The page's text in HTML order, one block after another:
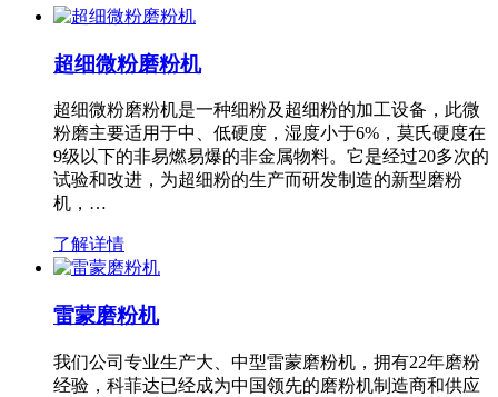
超细微粉磨粉机
超细微粉磨粉机是一种细粉及超细粉的加工设备，此微
粉磨主要适用于中、低硬度，湿度小于6%，莫氏硬度在
9级以下的非易燃易爆的非金属物料。它是经过20多次的
试验和改进，为超细粉的生产而研发制造的新型磨粉
机，…
了解详情
雷蒙磨粉机
我们公司专业生产大、中型雷蒙磨粉机，拥有22年磨粉
经验，科菲达已经成为中国领先的磨粉机制造商和供应